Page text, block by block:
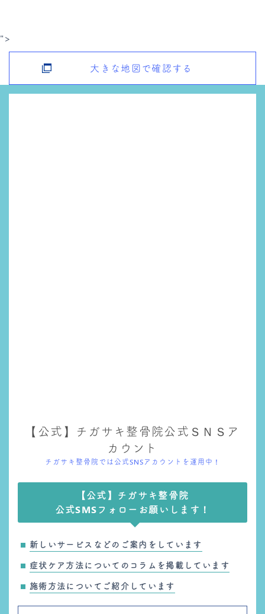
">
大きな地図で確認する
【公式】チガサキ整骨院公式ＳＮＳア
カウント
チガサキ整骨院では公式SNSアカウントを運用中！
【公式】チガサキ整骨院
公式SMSフォローお願いします！
新しいサービスなどのご案内をしています
症状ケア方法についてのコラムを掲載しています
施術方法についてご紹介しています